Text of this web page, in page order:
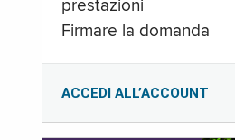
prestazioni
Firmare la domanda
ACCEDI ALL’ACCOUNT